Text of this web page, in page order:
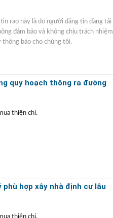
rao này là do người đăng tin đăng tải
đảm bảo và không chịu trách nhiệm
báo cho chúng tôi.
quy hoạch thông ra đường
thiện chí.
mở tuyến đường thông ra đường
vào nhà thoải mái. Có thể mua giữ
hỗ trợ thủ tục pháp lý, vay vốn
hợp xây nhà định cư lâu
thiện chí.